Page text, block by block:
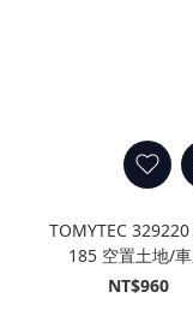
TOMYTEC
185 空置土地/
NT$960